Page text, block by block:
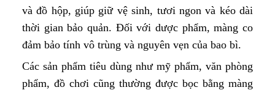
và đồ hộp, giúp giữ vệ sinh, tươi ngon và kéo dài
thời gian bảo quản. Đối với dược phẩm, màng co
đảm bảo tính vô trùng và nguyên vẹn của bao bì.
Các sản phẩm tiêu dùng như mỹ phẩm, văn phòng
phẩm, đồ chơi cũng thường được bọc bằng màng